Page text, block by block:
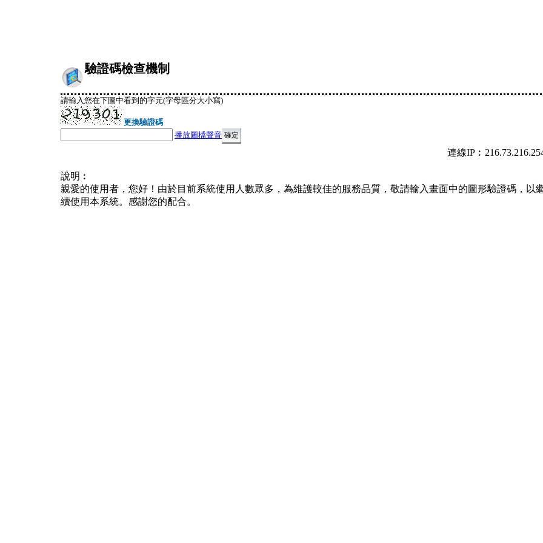
驗證碼檢查機制
請輸入您在下圖中看到的字元(字母區分大小寫)
更換驗證碼
播放圖檔聲音
連線
說明︰
親愛的使用者，您好！由於目前系統使用人數眾多，為維護較佳的服務品質，敬請輸入畫面中的圖形驗證碼，以
續使用本系統。感謝您的配合。